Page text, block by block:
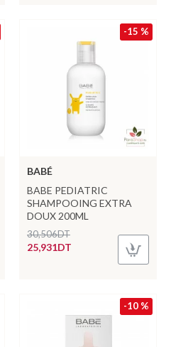
-15 %
BABÉ
BABE PEDIATRIC
SHAMPOOING EXTRA
DOUX 200ML
25,931DT
30,506DT
-10 %